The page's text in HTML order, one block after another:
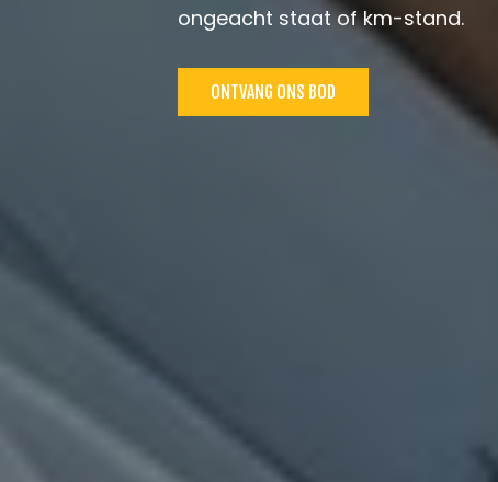
ongeacht staat of km-stand.
ONTVANG ONS BOD